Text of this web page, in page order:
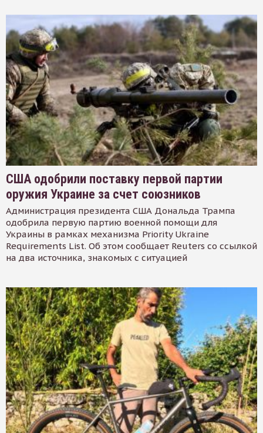
США одобрили поставку первой партии
оружия Украине за счет союзников
Администрация президента США Дональда Трампа
одобрила первую партию военной помощи для
Украины в рамках механизма Priority Ukraine
Requirements List. Об этом сообщает Reuters со ссылкой
на два источника, знакомых с ситуацией